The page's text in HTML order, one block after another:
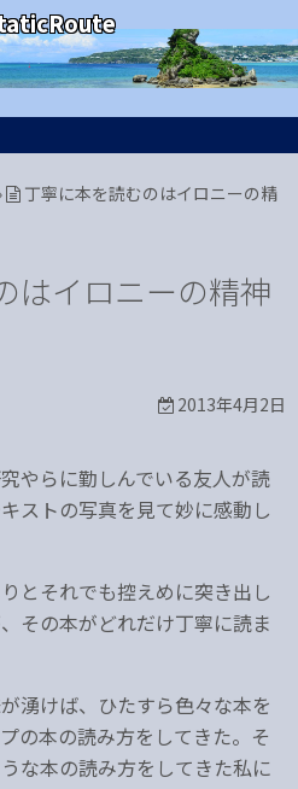
丁寧に本を読むのはイロニーの精
はイロニーの精神
2013年4月2日
やらに勤しんでいる友人が読
ストの写真を見て妙に感動し
とそれでも控えめに突き出し
その本がどれだけ丁寧に読ま
湧けば、ひたすら色々な本を
の本の読み方をしてきた。そ
な本の読み方をしてきた私に